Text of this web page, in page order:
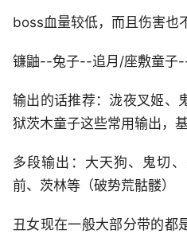
boss血量较低，而且伤害也
镰鼬--兔子--追月/座敷童子
输出的话推荐：泷夜叉姬、
狱茨木童子这些常用输出，
多段输出：大天狗、鬼切
前、茨林等（破势荒骷髅）
丑女现在一般大部分带的都